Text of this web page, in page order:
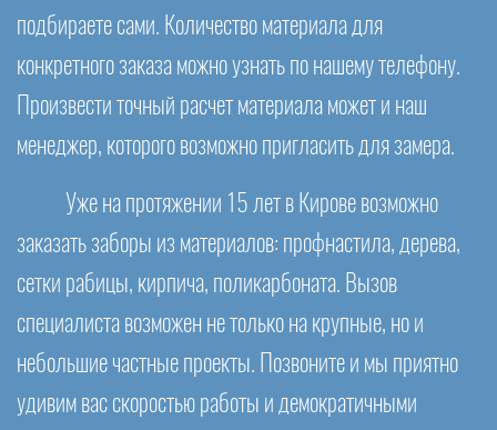
подбираете сами. Количество материала для
конкретного заказа можно узнать по нашему телефону.
Произвести точный расчет материала может и наш
менеджер, которого возможно пригласить для замера.
Уже на протяжении 15 лет в Кирове возможно
заказать заборы из материалов: профнастила, дерева,
сетки рабицы, кирпича, поликарбоната. Вызов
специалиста возможен не только на крупные, но и
небольшие частные проекты. Позвоните и мы приятно
удивим вас скоростью работы и демократичными